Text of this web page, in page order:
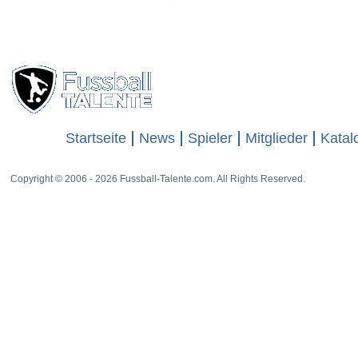
Startseite News Spieler Mitglieder
Copyright © 2006 - 2026 Fussball-Talente.com. All Rights Reserved.